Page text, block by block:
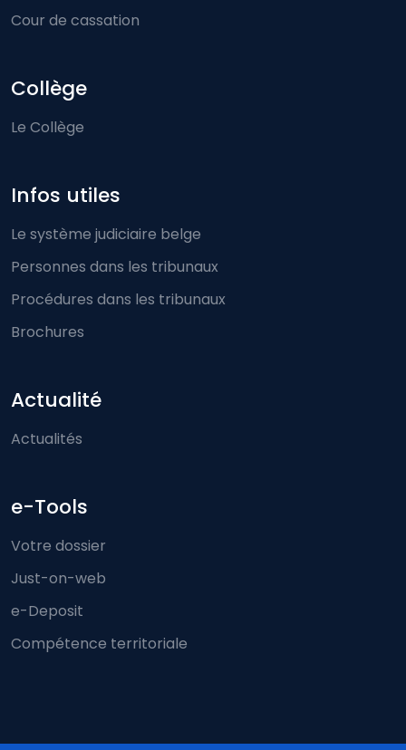
Cour de cassation
Collège
Le Collège
Infos utiles
Le système judiciaire belge
Personnes dans les tribunaux
Procédures dans les tribunaux
Brochures
Actualité
Actualités
e-Tools
Votre dossier
Just-on-web
e-Deposit
Compétence territoriale